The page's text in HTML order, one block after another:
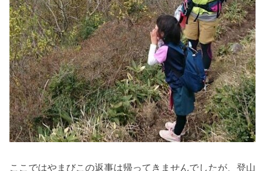
ここではやまびこの返事は帰ってきませんでしたが、登山